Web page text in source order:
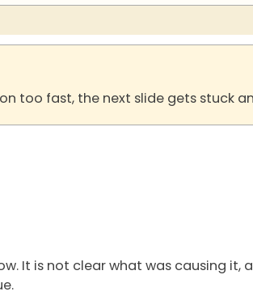
too fast, the next slide gets stuck
It is not clear what was causing it,